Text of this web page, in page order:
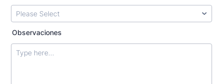
Observaciones